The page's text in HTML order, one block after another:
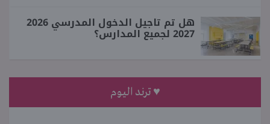
هل تم تاجيل الدخول المدرسي 2026
2027 لجميع المدارس؟
♥ ترند اليوم